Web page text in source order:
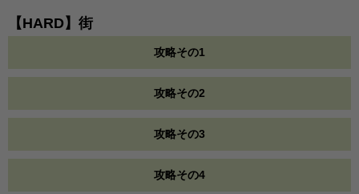
【HARD】街
攻略その1
攻略その2
攻略その3
攻略その4